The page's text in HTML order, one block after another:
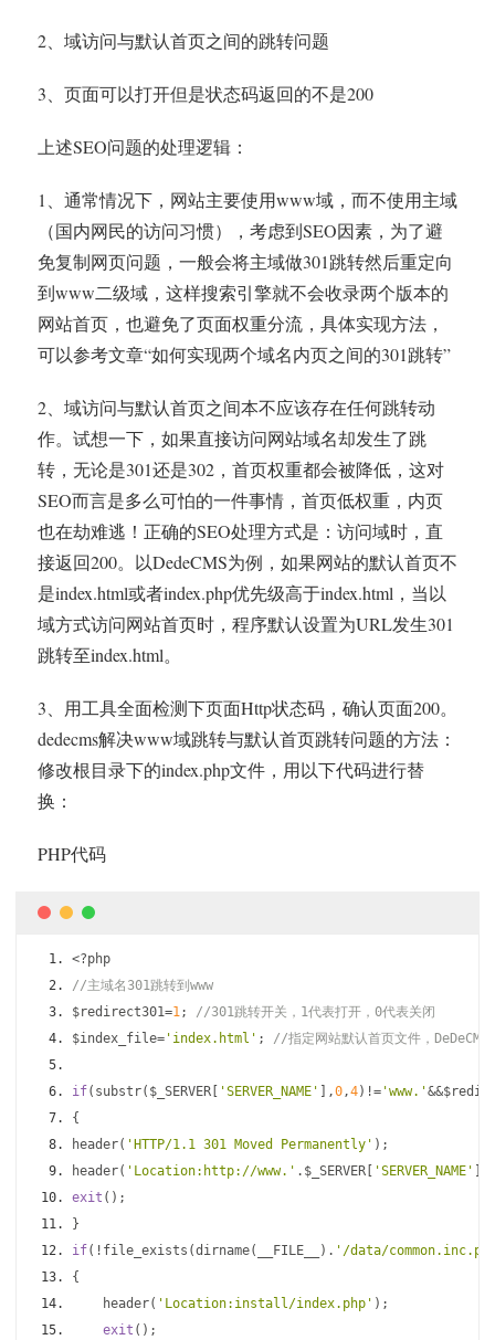
2、域访问与默认首页之间的跳转问题
3、页面可以打开但是状态码返回的不是200
上述SEO问题的处理逻辑：
1、通常情况下，网站主要使用www域，而不使用主域
（国内网民的访问习惯），考虑到SEO因素，为了避
免复制网页问题，一般会将主域做301跳转然后重定向
到www二级域，这样搜索引擎就不会收录两个版本的
网站首页，也避免了页面权重分流，具体实现方法，
可以参考文章“如何实现两个域名内页之间的301跳转”
2、域访问与默认首页之间本不应该存在任何跳转动
作。试想一下，如果直接访问网站域名却发生了跳
转，无论是301还是302，首页权重都会被降低，这对
SEO而言是多么可怕的一件事情，首页低权重，内页
也在劫难逃！正确的SEO处理方式是：访问域时，直
接返回200。以DedeCMS为例，如果网站的默认首页不
是index.html或者index.php优先级高于index.html，当以
域方式访问网站首页时，程序默认设置为URL发生301
跳转至index.html。
3、用工具全面检测下页面Http状态码，确认页面200。
dedecms解决www域跳转与默认首页跳转问题的方法：
修改根目录下的index.php文件，用以下代码进行替
换：
PHP代码
<?php
//主域名301跳转到www
$redirect301=1;
//301跳转开关，1代表打开，0代表关闭
$index_file= 'index.html' ; //指定网站默认首页文件，
if( substr( $_SERVER 'SERVER_NAME' ],0,4)!= 'www.'&&
{
header( 'HTTP/1.1 301 Moved Permanently' );
header( 'Location:http://www.' . $_SERVER 'SERVER_NAME'
exit ();
}
if(! file_exists (dirname( __FILE__ ). '/data/
{
    header
( 'Location:install/index.php' );
exit ();